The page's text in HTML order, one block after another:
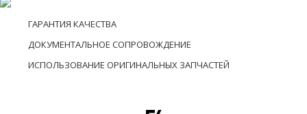
ГАРАНТИЯ КАЧЕСТВА
ДОКУМЕНТАЛЬНОЕ СОПРОВОЖДЕНИЕ
ИСПОЛЬЗОВАНИЕ ОРИГИНАЛЬНЫХ ЗАПЧАСТЕЙ